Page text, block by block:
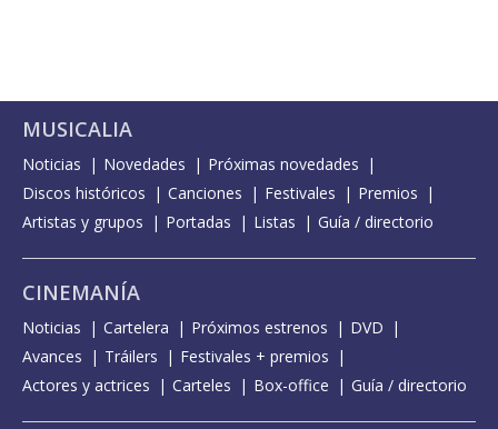
MUSICALIA
Noticias Novedades
Próximas novedades
Discos históricos
Canciones Festivales
Premios
Artistas y grupos
Portadas Listas Guía / directorio
CINEMANÍA
Noticias Cartelera Próximos estrenos
DVD
Avances
Tráilers
Festivales + premios
Actores y actrices
Carteles Box-office Guía / directorio